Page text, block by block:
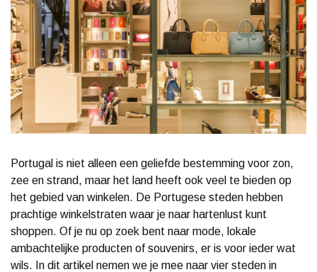
Portugal is niet alleen een geliefde bestemming voor zon,
zee en strand, maar het land heeft ook veel te bieden op
het gebied van winkelen. De Portugese steden hebben
prachtige winkelstraten waar je naar hartenlust kunt
shoppen. Of je nu op zoek bent naar mode, lokale
ambachtelijke producten of souvenirs, er is voor ieder wat
wils. In dit artikel nemen we je mee naar vier steden in